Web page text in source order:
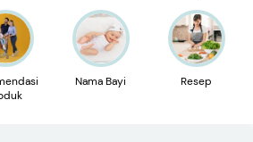
Nama Bayi Resep